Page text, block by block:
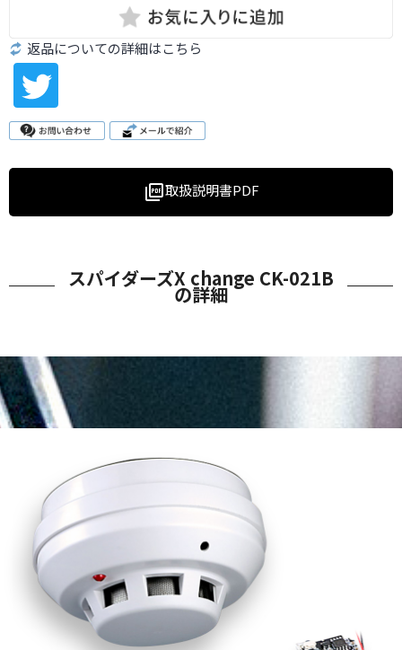
返品についての詳細はこちら
picture_as_pdf取扱説明書PDF
スパイダーズX change CK-021B
の詳細